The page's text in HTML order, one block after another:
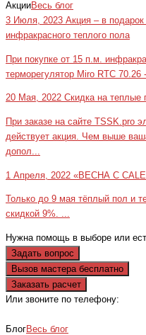
АкцииВесь блог
3 Июля, 2023 Акция – в подарок
инфракрасного теплого пола
При покупке от 15 п.м.
терморегулятор Miro RTC 70.26
20 Мая, 2022 Скидка на теплые
При заказе на сайте TSSK.pro
действует акция. Чем выше
допол...
1 Апреля, 2022 «ВЕСНА С
Только до 9 мая тёплый пол и
скидкой 9%. ...
Нужна помощь в выборе или
Задать вопрос
Вызов мастера бесплатно
Заказать расчет
Или звоните по телефону:
БлогВесь блог